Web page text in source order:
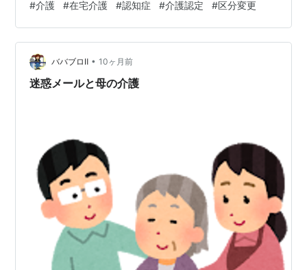
セルを連絡する流れになった。 区分変更に向けての会議
今日は介護認定の区分変更のための会議。 今月はさくら
さんの体調の波もあり、介護保険だけでは足りず、自費
が発生。 ケアマネ、訪看、ショート、福祉用具、（訪問
入浴担当は欠席でケアマネから報告）。みんなが一堂に
#介護 #在宅介護 #認知症 #介護認定 #区分変更
ババブロⅡ • 10ヶ月前
迷惑メールと母の介護